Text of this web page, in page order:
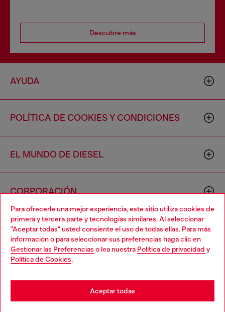
Para ofrecerle una mejor experiencia, este sitio utiliza cookies de
primera y tercera parte y tecnologías similares. Al seleccionar
"Aceptar todas" usted consiente el uso de todas ellas. Para más
información o para seleccionar sus preferencias haga clic en
Gestionar las Preferencias o lea nuestra Política de privacidad y
Política de Cookies.
Aceptar todas
Descubre más
AYUDA
POLÍTICA DE COOKIES Y CONDICIONES
EL MUNDO DE DIESEL
CORPORACIÓN
Copyright © 2026 Diesel SpA - Todos los derechos reservados -